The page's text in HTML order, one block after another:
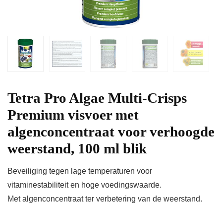
Tetra Pro Algae Multi-Crisps
Premium visvoer met
algenconcentraat voor verhoogde
weerstand, 100 ml blik
Beveiliging tegen lage temperaturen voor
vitaminestabiliteit en hoge voedingswaarde.
Met algenconcentraat ter verbetering van de weerstand.